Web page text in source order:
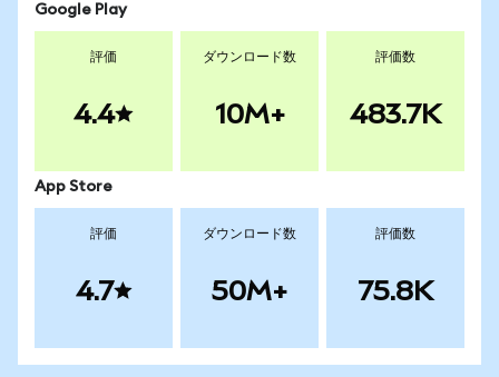
Google Play
評価
4.4
ダウンロード数
10M+
評価数
483.7K
App Store
評価
4.7
ダウンロード数
50M+
評価数
75.8K